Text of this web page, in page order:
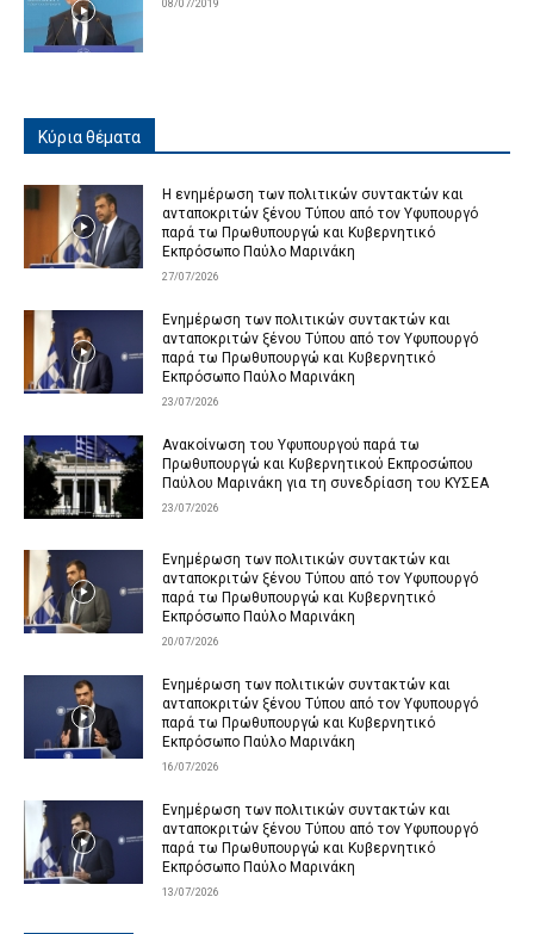
08/07/2019
Κύρια θέματα
Η ενημέρωση των πολιτικών συντακτών και
ανταποκριτών ξένου Τύπου από τον Υφυπουργό
παρά τω Πρωθυπουργώ και Κυβερνητικό
Εκπρόσωπο Παύλο Μαρινάκη
27/07/2026
Ενημέρωση των πολιτικών συντακτών και
ανταποκριτών ξένου Τύπου από τον Υφυπουργό
παρά τω Πρωθυπουργώ και Κυβερνητικό
Εκπρόσωπο Παύλο Μαρινάκη
23/07/2026
Ανακοίνωση του Υφυπουργού παρά τω
Πρωθυπουργώ και Κυβερνητικού Εκπροσώπου
Παύλου Μαρινάκη για τη συνεδρίαση του ΚΥΣΕΑ
23/07/2026
Ενημέρωση των πολιτικών συντακτών και
ανταποκριτών ξένου Τύπου από τον Υφυπουργό
παρά τω Πρωθυπουργώ και Κυβερνητικό
Εκπρόσωπο Παύλο Μαρινάκη
20/07/2026
Ενημέρωση των πολιτικών συντακτών και
ανταποκριτών ξένου Τύπου από τον Υφυπουργό
παρά τω Πρωθυπουργώ και Κυβερνητικό
Εκπρόσωπο Παύλο Μαρινάκη
16/07/2026
Ενημέρωση των πολιτικών συντακτών και
ανταποκριτών ξένου Τύπου από τον Υφυπουργό
παρά τω Πρωθυπουργώ και Κυβερνητικό
Εκπρόσωπο Παύλο Μαρινάκη
13/07/2026